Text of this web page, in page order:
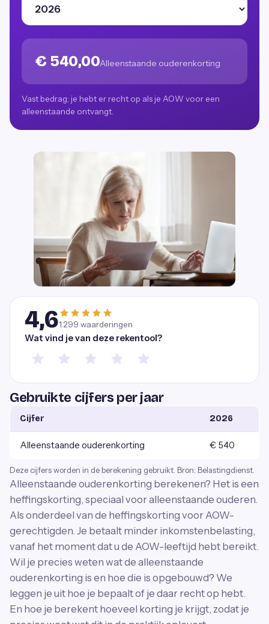
€ 540,00Alleenstaande ouderenkorting
Vast bedrag; je hebt er recht op als je AOW voor een
alleenstaande ontvangt.
4,61.299 waarderingen
Wat vind je van deze rekentool?
Gebruikte cijfers per jaar
Cijfer 2026
Alleenstaande ouderenkorting € 540
Deze cijfers worden in de berekening gebruikt. Bron: Belastingdienst.
Alleenstaande ouderenkorting berekenen? Het is een
heffingskorting, speciaal voor alleenstaande ouderen.
Als onderdeel van de heffingskorting voor AOW-
gerechtigden. Je betaalt minder inkomstenbelasting,
vanaf het moment dat u de AOW-leeftijd hebt bereikt.
Wil je precies weten wat de alleenstaande
ouderenkorting is en hoe die is opgebouwd? We
leggen je uit hoe je bepaalt of je daar recht op hebt.
En hoe je berekent hoeveel korting je krijgt, zodat je